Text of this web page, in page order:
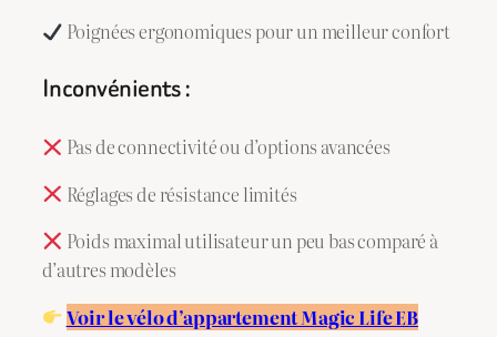
Poignées ergonomiques pour un meilleur confort
Inconvénients :
Pas de connectivité ou d’options avancées
Réglages de résistance limités
Poids maximal utilisateur un peu bas comparé à
d’autres modèles
Voir le vélo d’appartement Magic Life EB